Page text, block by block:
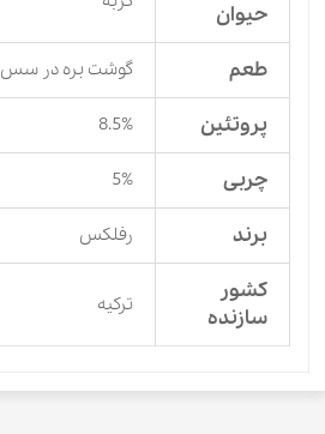
حیوان
طعم گوشت بره در سس
پروتئین 8.5%
چربی 5%
برند رفلکس
کشور
سازنده
ترکیه